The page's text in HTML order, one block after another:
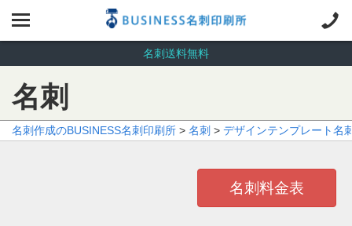
名刺送料無料
名刺
名刺作成のBUSINESS名刺印刷所 > 名刺 > デザインテンプレート名
名刺料金表